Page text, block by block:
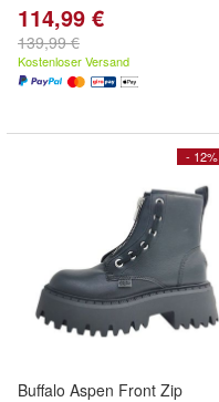
114,99 €
139,99 €
Kostenloser Versand
- 12%
Buffalo Aspen Front Zip